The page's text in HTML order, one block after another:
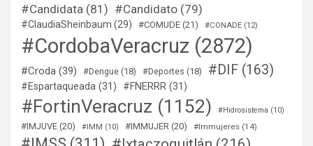
#Candidata (81) #Candidato (79)
#ClaudiaSheinbaum (29) #COMUDE (21) #CONADE (12)
#CordobaVeracruz (2872)
#Croda (39) #Dengue (18) #Deportes (18) #DIF (163)
#Espartaqueada (31) #FNERRR (31)
#FortinVeracruz (1152) #Hidrosistema (10)
#IMJUVE (20) #IMM (10) #IMMUJER (20) #Immujeres (14)